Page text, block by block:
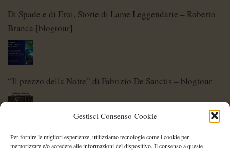
Gestisci Consenso Cookie
Per fornire le migliori esperienze, utilizziamo tecnologie come i cookie per
memorizzare e/o accedere alle informazioni del dispositivo. Il consenso a queste
Di Spade e di Eroi, Storie di Lame Leggendarie – Roberto
Branca [blogtour]
“Il prezzo della Notte” di Fabrizio De Sanctis – blogtour
Di Spade e di Eroi – Storie di Lame Leggendarie